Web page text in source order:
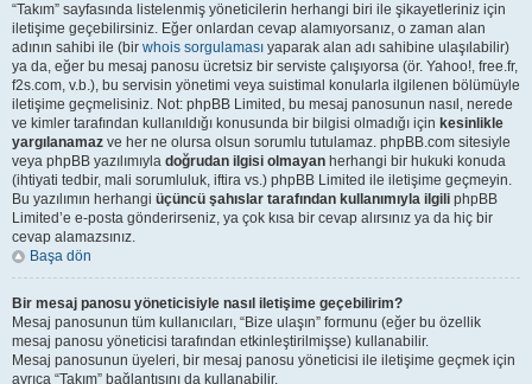
“Takım” sayfasında listelenmiş yöneticilerin herhangi biri ile şikayetleriniz için
iletişime geçebilirsiniz. Eğer onlardan cevap alamıyorsanız, o zaman alan
adının sahibi ile (bir whois sorgulaması yaparak alan adı sahibine ulaşılabilir)
ya da, eğer bu mesaj panosu ücretsiz bir serviste çalışıyorsa (ör. Yahoo!, free.fr,
f2s.com, v.b.), bu servisin yönetimi veya suistimal konularla ilgilenen bölümüyle
iletişime geçmelisiniz. Not: phpBB Limited, bu mesaj panosunun nasıl, nerede
ve kimler tarafından kullanıldığı konusunda bir bilgisi olmadığı için kesinlikle
yargılanamaz ve her ne olursa olsun sorumlu tutulamaz. phpBB.com sitesiyle
veya phpBB yazılımıyla doğrudan ilgisi olmayan herhangi bir hukuki konuda
(ihtiyati tedbir, mali sorumluluk, iftira vs.) phpBB Limited ile iletişime geçmeyin.
Bu yazılımın herhangi üçüncü şahıslar tarafından kullanımıyla ilgili phpBB
Limited’e e-posta gönderirseniz, ya çok kısa bir cevap alırsınız ya da hiç bir
cevap alamazsınız.
Başa dön
Bir mesaj panosu yöneticisiyle nasıl iletişime geçebilirim?
Mesaj panosunun tüm kullanıcıları, “Bize ulaşın” formunu (eğer bu özellik
mesaj panosu yöneticisi tarafından etkinleştirilmişse) kullanabilir.
Mesaj panosunun üyeleri, bir mesaj panosu yöneticisi ile iletişime geçmek için
ayrıca “Takım” bağlantısını da kullanabilir.